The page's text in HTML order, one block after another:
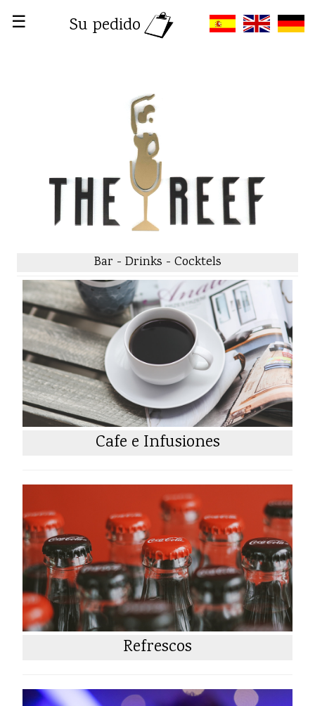
☰ Su pedido
Bar - Drinks - Cocktels
Cafe e Infusiones
Refrescos